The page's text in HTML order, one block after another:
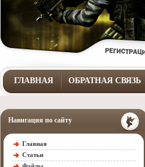
ГЛАВНАЯ ОБРАТНАЯ СВЯЗЬ
Навигация по сайту
Главная
Статьи